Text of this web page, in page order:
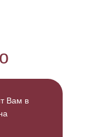
Вам в